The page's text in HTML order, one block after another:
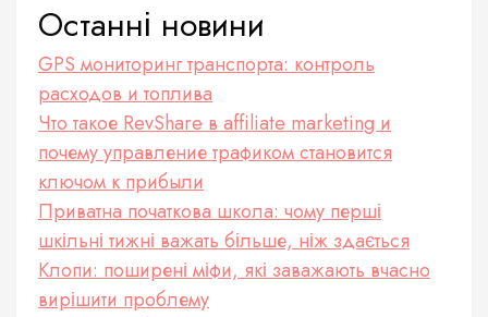
Останні новини
GPS мониторинг транспорта: контроль
расходов и топлива
Что такое RevShare в affiliate marketing и
почему управление трафиком становится
ключом к прибыли
Приватна початкова школа: чому перші
шкільні тижні важать більше, ніж здається
Клопи: поширені міфи, які заважають вчасно
вирішити проблему